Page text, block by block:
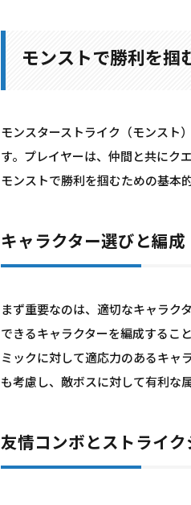
モンストで勝利を掴
モンスターストライク（モンスト
す。プレイヤーは、仲間と共にク
モンストで勝利を掴むための基本
キャラクター選びと編成
まず重要なのは、適切なキャラク
できるキャラクターを編成するこ
ミックに対して適応力のあるキャ
も考慮し、敵ボスに対して有利な
友情コンボとストライク